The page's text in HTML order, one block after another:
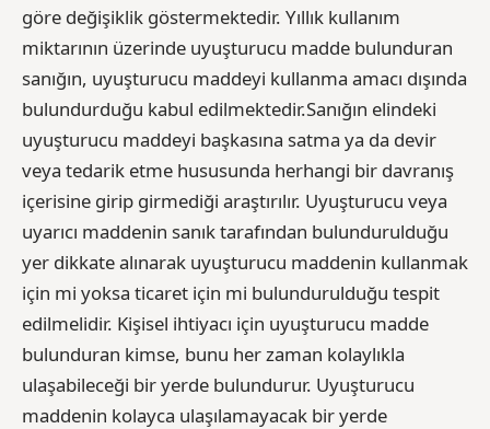
göre değişiklik göstermektedir. Yıllık kullanım
miktarının üzerinde uyuşturucu madde bulunduran
sanığın, uyuşturucu maddeyi kullanma amacı dışında
bulundurduğu kabul edilmektedir.Sanığın elindeki
uyuşturucu maddeyi başkasına satma ya da devir
veya tedarik etme hususunda herhangi bir davranış
içerisine girip girmediği araştırılır. Uyuşturucu veya
uyarıcı maddenin sanık tarafından bulundurulduğu
yer dikkate alınarak uyuşturucu maddenin kullanmak
için mi yoksa ticaret için mi bulundurulduğu tespit
edilmelidir. Kişisel ihtiyacı için uyuşturucu madde
bulunduran kimse, bunu her zaman kolaylıkla
ulaşabileceği bir yerde bulundurur. Uyuşturucu
maddenin kolayca ulaşılamayacak bir yerde